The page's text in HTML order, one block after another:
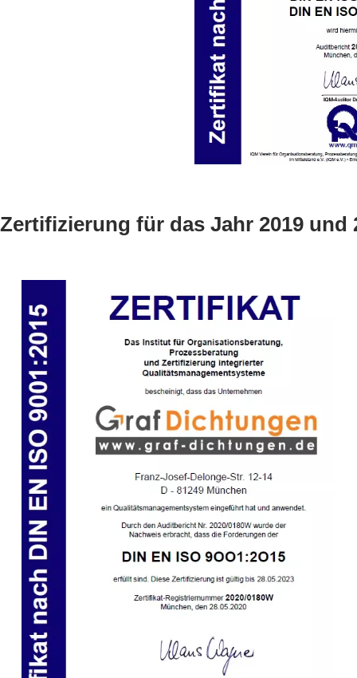
für das Jahr 2019 und